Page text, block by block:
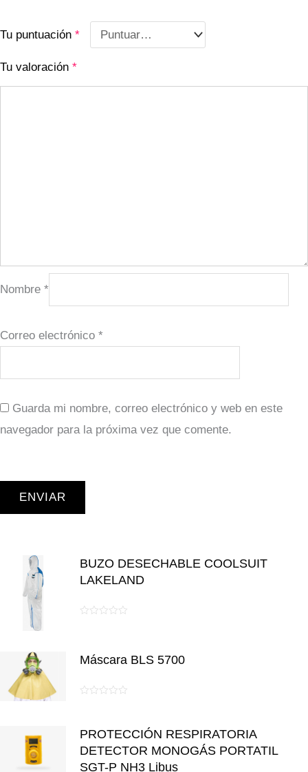
Tu puntuación *
Tu valoración *
Nombre *
Correo electrónico *
Guarda mi nombre, correo electrónico y web en este
navegador para la próxima vez que comente.
BUZO DESECHABLE COOLSUIT
LAKELAND
5
Máscara BLS 5700
5
PROTECCIÓN RESPIRATORIA
DETECTOR MONOGÁS PORTATIL
SGT-P NH3 Libus